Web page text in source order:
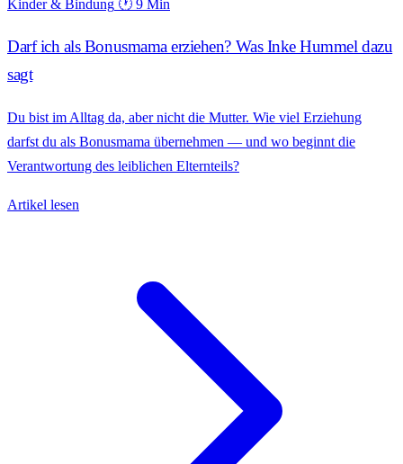
Kinder & Bindung 🕐 9 Min
Darf ich als Bonusmama erziehen? Was Inke Hummel dazu
sagt
Du bist im Alltag da, aber nicht die Mutter. Wie viel Erziehung
darfst du als Bonusmama übernehmen — und wo beginnt die
Verantwortung des leiblichen Elternteils?
Artikel lesen